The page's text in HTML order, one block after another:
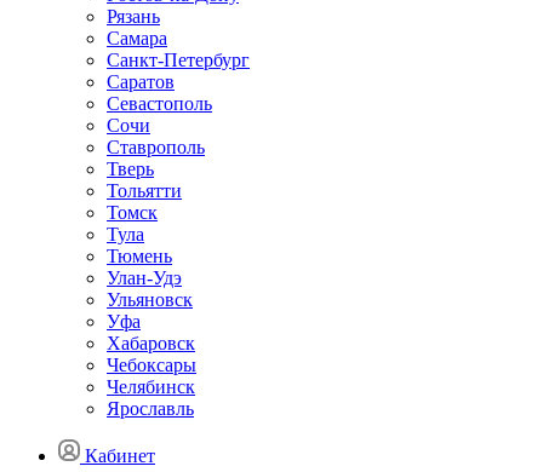
Рязань
Самара
Санкт-Петербург
Саратов
Севастополь
Сочи
Ставрополь
Тверь
Тольятти
Томск
Тула
Тюмень
Улан-Удэ
Ульяновск
Уфа
Хабаровск
Чебоксары
Челябинск
Ярославль
Кабинет